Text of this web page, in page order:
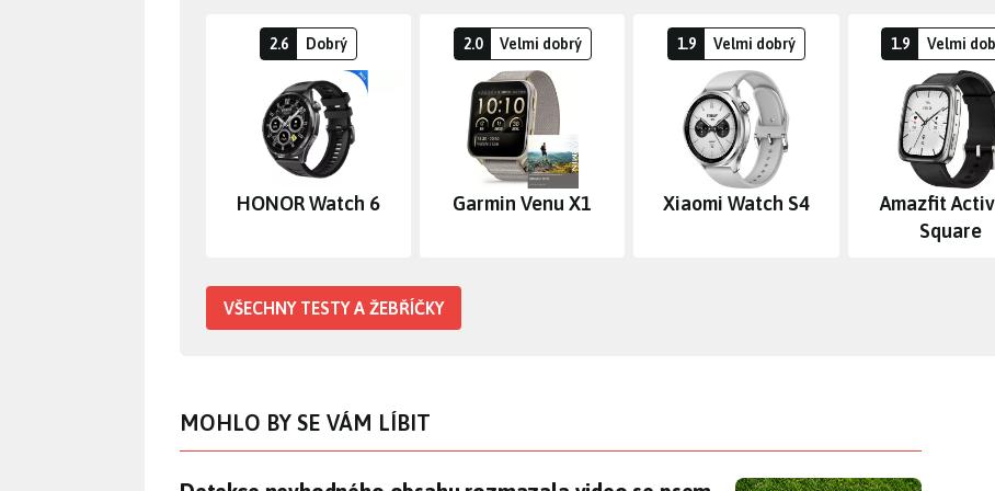
2.6 Dobrý
HONOR Watch 6
2.0 Velmi dobrý
Garmin Venu X1
1.9 Velmi dobrý
Xiaomi Watch S4
1.9 Velmi
Amazfit
Square
VŠECHNY TESTY A ŽEBŘÍČKY
MOHLO BY SE VÁM LÍBIT